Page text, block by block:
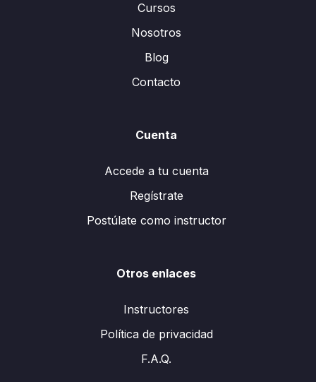
Cursos
Nosotros
Blog
Contacto
Cuenta
Accede a tu cuenta
Regístrate
Postúlate como instructor
Otros enlaces
Instructores
Política de privacidad
F.A.Q.